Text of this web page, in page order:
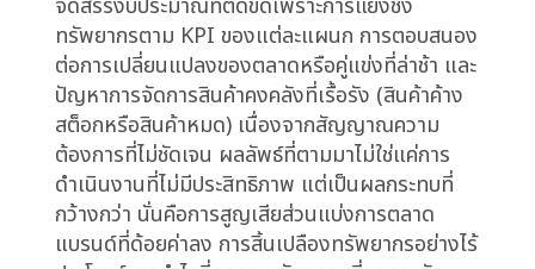
วิเคราะห์ที่ละเอียดอ่อน ทำให้ผู้บริหารมีภาพรวมของ
การดำเนินงานในระดับจุลภาคที่ไม่เคยมีมาก่อน
อย่างไรก็ตาม ความอุดมสมบูรณ์ของข้อมูลเหล่านี้
มักนำไปสู่ภาวะ “วิเคราะห์จนเป็นอัมพาต” (analysis
paralysis) แทนที่จะเป็นความชัดเจนในการกำหนด
ทิศทาง แทนที่จะใช้ข้อมูลเพื่อเร่งการตัดสินใจ ผู้
บริหารกลับจมอยู่กับการวิเคราะห์ที่ไม่มีที่สิ้นสุด